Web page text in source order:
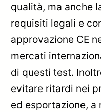
qualità, ma anche
requisiti legali e
approvazione CE
mercati
di questi test.
evitare ritardi nei
ed esportazione, a